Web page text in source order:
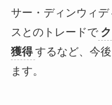
サー・ディンウィ
スとのトレードで
獲得 するなど、今
ます。